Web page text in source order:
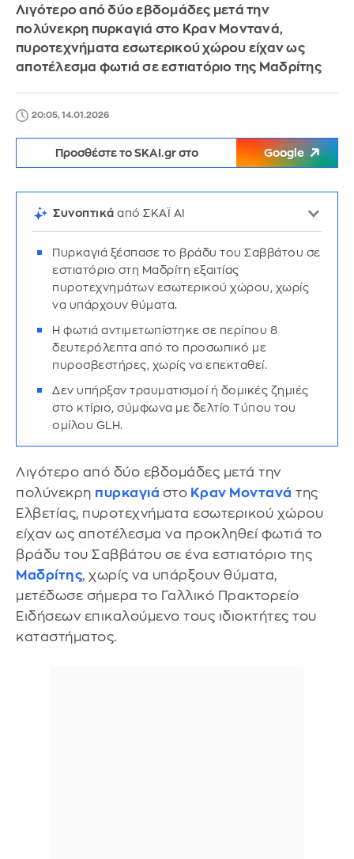
Λιγότερο από δύο εβδομάδες μετά την
πολύνεκρη πυρκαγιά στο Κραν Μοντανά,
πυροτεχνήματα εσωτερικού χώρου είχαν ως
αποτέλεσμα φωτιά σε εστιατόριο της Μαδρίτης
20:05, 14.01.2026
Προσθέστε το SKAI.gr στο Google
Συνοπτικά από ΣΚΑΪ AI
Πυρκαγιά ξέσπασε το βράδυ του Σαββάτου σε
εστιατόριο στη Μαδρίτη εξαιτίας
πυροτεχνημάτων εσωτερικού χώρου, χωρίς
να υπάρχουν θύματα.
Η φωτιά αντιμετωπίστηκε σε περίπου 8
δευτερόλεπτα από το προσωπικό με
πυροσβεστήρες, χωρίς να επεκταθεί.
Δεν υπήρξαν τραυματισμοί ή δομικές ζημιές
στο κτίριο, σύμφωνα με δελτίο Τύπου του
ομίλου GLH.
Λιγότερο από δύο εβδομάδες μετά την
πολύνεκρη πυρκαγιά στο Κραν Μοντανά της
Ελβετίας, πυροτεχνήματα εσωτερικού χώρου
είχαν ως αποτέλεσμα να προκληθεί φωτιά το
βράδυ του Σαββάτου σε ένα εστιατόριο της
Μαδρίτης, χωρίς να υπάρξουν θύματα,
μετέδωσε σήμερα το Γαλλικό Πρακτορείο
Ειδήσεων επικαλούμενο τους ιδιοκτήτες του
καταστήματος.